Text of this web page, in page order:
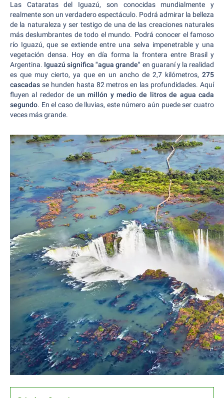
Las Cataratas del Iguazú, son conocidas mundialmente y
realmente son un verdadero espectáculo. Podrá admirar la belleza
de la naturaleza y ser testigo de una de las creaciones naturales
más deslumbrantes de todo el mundo. Podrá conocer el famoso
río Iguazú, que se extiende entre una selva impenetrable y una
vegetación densa. Hoy en día forma la frontera entre Brasil y
Argentina. Iguazú significa "agua grande" en guaraní y la realidad
es que muy cierto, ya que en un ancho de 2,7 kilómetros, 275
cascadas se hunden hasta 82 metros en las profundidades. Aquí
fluyen al rededor de un millón y medio de litros de agua cada
segundo. En el caso de lluvias, este número aún puede ser cuatro
veces más grande.